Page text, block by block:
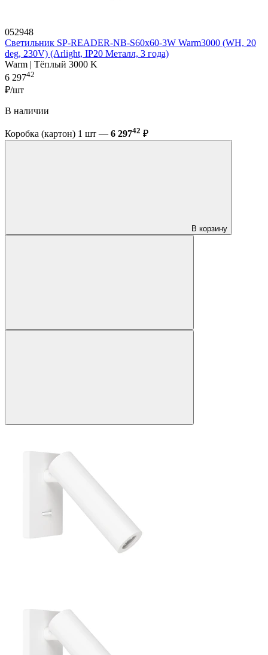
052948
Светильник SP-READER-NB-S60x60-3W Warm3000 (WH, 20
deg, 230V) (Arlight, IP20 Металл, 3 года)
Warm | Тёплый 3000 K
6 29742
₽/шт
В наличии
Коробка (картон) 1 шт — 6 29742 ₽
В корзину